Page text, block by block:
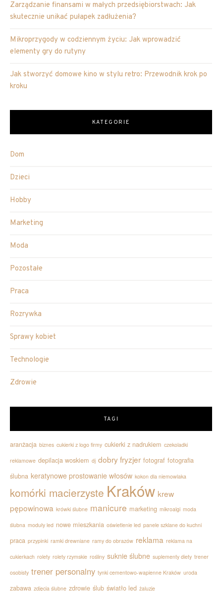
Zarządzanie finansami w małych przedsiębiorstwach: Jak
skutecznie unikać pułapek zadłużenia?
Mikroprzygody w codziennym życiu: Jak wprowadzić
elementy gry do rutyny
Jak stworzyć domowe kino w stylu retro: Przewodnik krok po
kroku
KATEGORIE
Dom
Dzieci
Hobby
Marketing
Moda
Pozostałe
Praca
Rozrywka
Sprawy kobiet
Technologie
Zdrowie
TAGI
aranżacja biznes cukierki z logo firmy cukierki z nadrukiem czekoladki
reklamowe depilacja woskiem dj dobry fryzjer fotograf fotografia
ślubna keratynowe prostowanie włosów kokon dla niemowlaka
komórki macierzyste Kraków krew
pępowinowa krówki ślubne manicure marketing mikroalgi moda
ślubna moduły led nowe mieszkania oświetlenie led panele szklane do kuchni
praca przypinki ramki drewniane ramy do obrazów reklama reklama na
cukierkach rolety rolety rzymskie rośliny suknie ślubne suplementy diety trener
osobisty trener personalny tynki cementowo-wapienne Kraków uroda
zabawa zdjęcia ślubne zdrowie ślub światło led żaluzje